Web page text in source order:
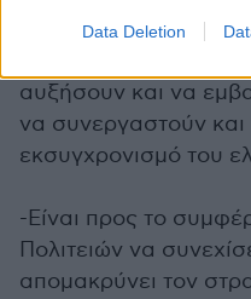
Data Deletion
αυξήσουν και να
να συνεργαστούν
εκσυγχρονισμό του
-Είναι προς το
Πολιτειών να
απομακρύνει τον